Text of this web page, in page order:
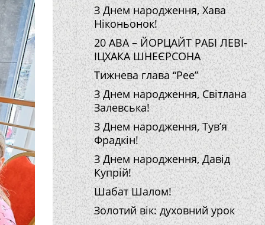
З Днем народження, Хава
Ніконьонок!
20 АВА – ЙОРЦАЙТ РАБІ ЛЕВІ-
ІЦХАКА ШНЕЄРСОНА
Тижнева глава “Рее”
З Днем народження, Світлана
Залевська!
З Днем народження, Тув’я
Фрадкін!
З Днем народження, Давід
Купрій!
Шабат Шалом!
Золотий вік: духовний урок